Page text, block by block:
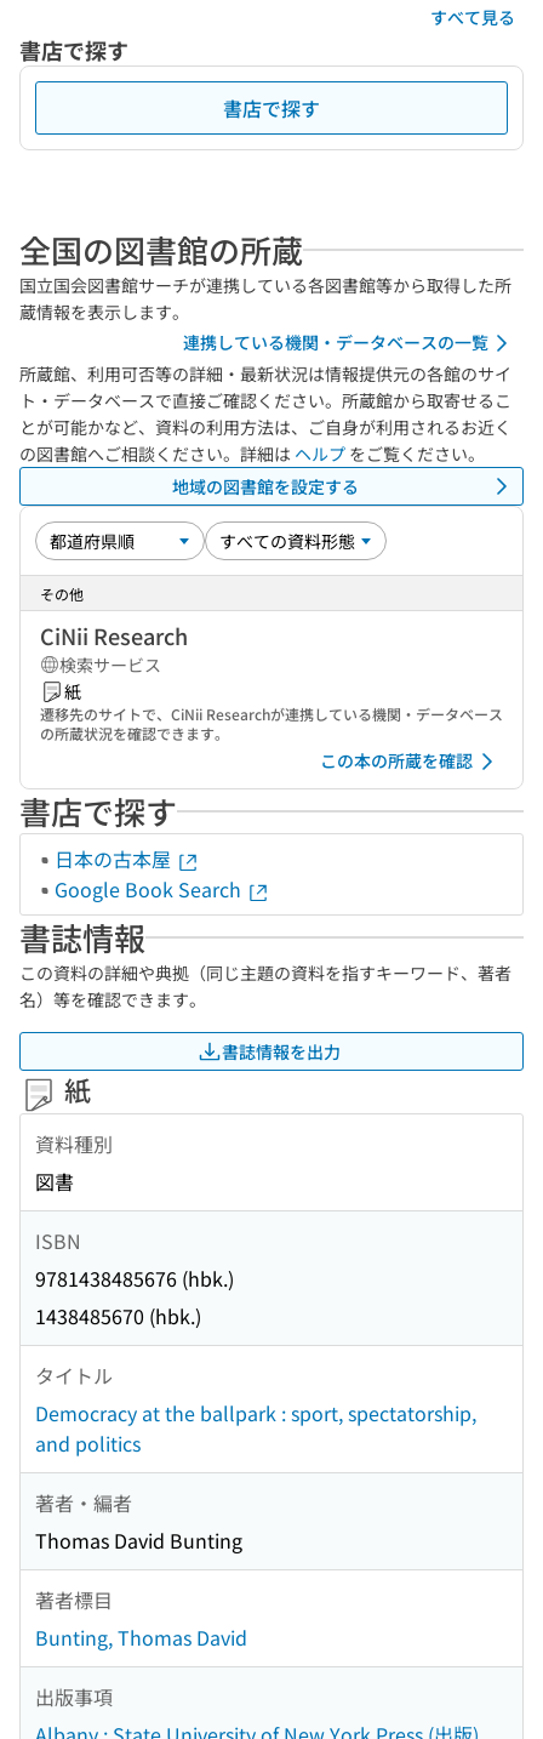
すべて見る
書店で探す
書店で探す
全国の図書館の所蔵
国立国会図書館サーチが連携している各図書館等から取得した所
蔵情報を表示します。
連携している機関・データベースの一覧
所蔵館、利用可否等の詳細・最新状況は情報提供元の各館のサイ
ト・データベースで直接ご確認ください。所蔵館から取寄せるこ
とが可能かなど、資料の利用方法は、ご自身が利用されるお近く
の図書館へご相談ください。詳細は ヘルプ をご覧ください。
地域の図書館を設定する
その他
CiNii Research
検索サービス
紙
遷移先のサイトで、CiNii Researchが連携している機関・データベース
の所蔵状況を確認できます。
この本の所蔵を確認
書店で探す
日本の古本屋
Google Book Search
書誌情報
この資料の詳細や典拠（同じ主題の資料を指すキーワード、著者
名）等を確認できます。
書誌情報を出力
紙
資料種別
図書
ISBN
9781438485676 (hbk.)
1438485670 (hbk.)
タイトル
Democracy at the ballpark : sport, spectatorship,
and politics
著者・編者
Thomas David Bunting
著者標目
Bunting, Thomas David
出版事項